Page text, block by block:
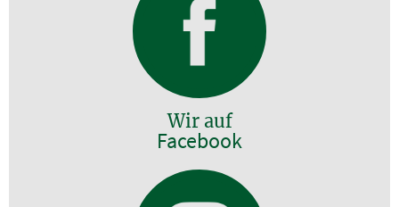
Wir auf
Facebook